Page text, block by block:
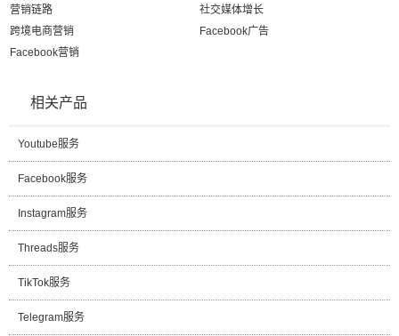
营销链路
社交媒体增长
跨境电商营销
Facebook广告
Facebook营销
相关产品
Youtube服务
Facebook服务
Instagram服务
Threads服务
TikTok服务
Telegram服务